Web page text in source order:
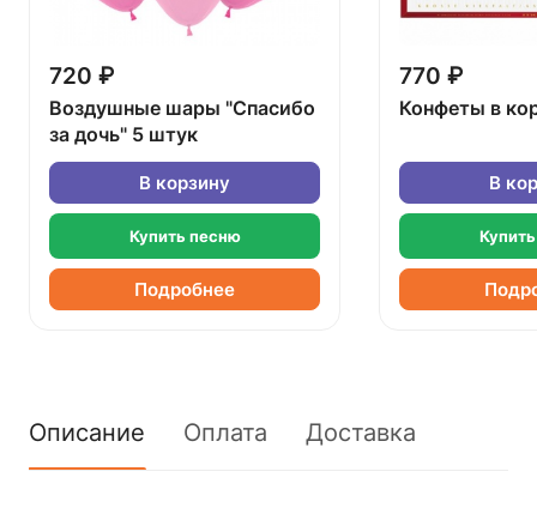
720 ₽
Воздушные шары "Спасибо
за дочь" 5 штук
В корзину
Купить песню
Подробнее
770 ₽
Конфеты в
В
Описание Оплата Доставка